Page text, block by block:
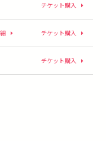
チケット購入
チケット購入
チケット購入